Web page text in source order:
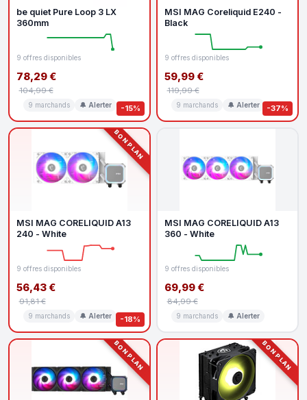
-15%
be quiet Pure Loop 3 LX
360mm
9 offres disponibles
78,29 €
104,99 €
9 marchands 🔔 Alerter -37%
MSI MAG Coreliquid E240 -
Black
9 offres disponibles
59,99 €
119,99 €
9 marchands 🔔 Alerter
BON PLAN
-18%
MSI MAG CORELIQUID A13
240 - White
9 offres disponibles
56,43 €
91,81 €
9 marchands 🔔 Alerter
MSI MAG CORELIQUID A13
360 - White
9 offres disponibles
69,99 €
84,99 €
9 marchands 🔔 Alerter
BON PLAN BON PLAN